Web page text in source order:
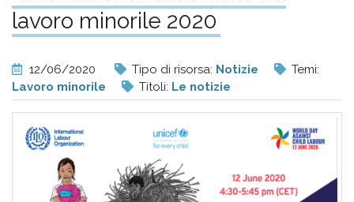
Documentazione
e
analisi
pr
l'infanzia
lavoro minorile 2020
12/06/2020 Tipo di risorsa: Notizie
Temi:
Lavoro minorile
Titoli: Le notizie